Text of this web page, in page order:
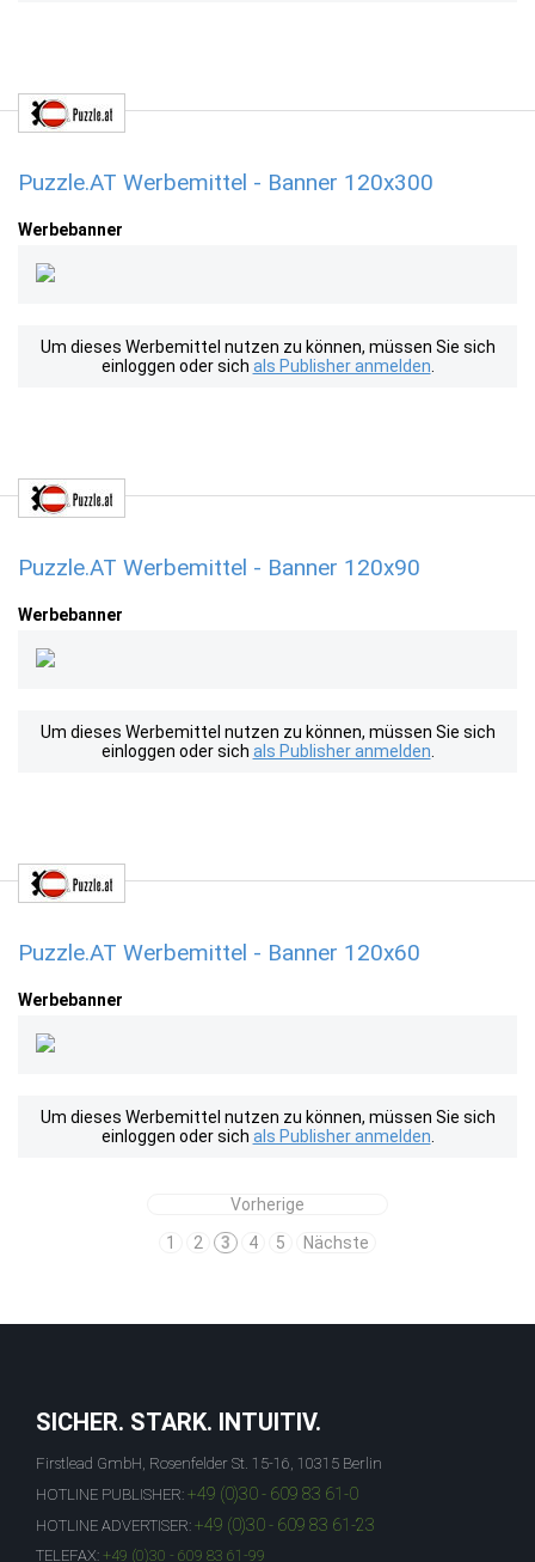
Puzzle.AT Werbemittel - Banner 120x300
Werbebanner
Um dieses Werbemittel nutzen zu können, müssen Sie sich
einloggen oder sich als Publisher anmelden
Puzzle.AT Werbemittel - Banner 120x90
Werbebanner
Um dieses Werbemittel nutzen zu können, müssen Sie sich
einloggen oder sich als Publisher anmelden
Puzzle.AT Werbemittel - Banner 120x60
Werbebanner
Um dieses Werbemittel nutzen zu können, müssen Sie sich
einloggen oder sich als Publisher anmelden
Vorherige
1
2 3 4 5 Nächste
SICHER. STARK. INTUITIV.
Firstlead GmbH, Rosenfelder St. 15-16, 10315 Berlin
HOTLINE PUBLISHER: +49 (0)30 - 609 83 61-0
HOTLINE ADVERTISER: +49 (0)30 - 609 83 61-23
TELEFAX: +49 (0)30 - 609 83 61-99